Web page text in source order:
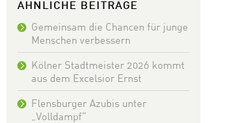
ÄHNLICHE BEITRÄGE
Gemeinsam die Chancen für junge
Menschen verbessern
Kölner Stadtmeister 2026 kommt
aus dem Excelsior Ernst
Flensburger Azubis unter
„Volldampf“